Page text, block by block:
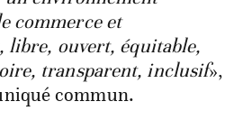
commerce et
libre, ouvert, équitable,
transparent, inclusif»,
commun.